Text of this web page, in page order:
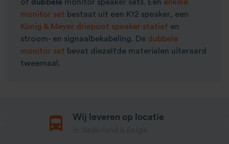
of dubbele monitor speaker sets. Een enkele
monitor set bestaat uit een K12 speaker, een
Konig & Meyer driepoot speaker statief en
stroom- en signaalbekabeling. De dubbele
monitor set bevat diezelfde materialen uiteraard
tweemaal.
Wij leveren op locatie